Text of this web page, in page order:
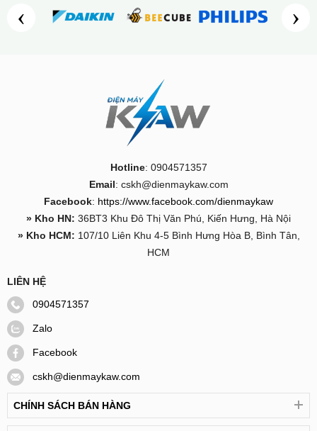
Khoảng cách hiệu quả của mic: < 50m
Thời gian hoạt động: 6 - 12h
Thời gian sạc ~5h
TRỌN BỘ SẢN PHẨM
Máy trợ giảng Zangsong M80
CAM KẾT VÀ BẢO HÀNH KHI MUA HÀNG
!!!!
Uy tín, chất lượng, bán hàng từ tâm
‹ ›
Hotline: 0904571357
Email: cskh@dienmaykaw.com
Facebook: https://www.facebook.com/dienmaykaw
» Kho HN: 36BT3 Khu Đô Thị Văn Phú, Kiến Hưng, Hà Nội
» Kho HCM: 107/10 Liên Khu 4-5 Bình Hưng Hòa B, Bình Tân,
HCM
LIÊN HỆ
0904571357
Zalo
Facebook
cskh@dienmaykaw.com
CHÍNH SÁCH BÁN HÀNG